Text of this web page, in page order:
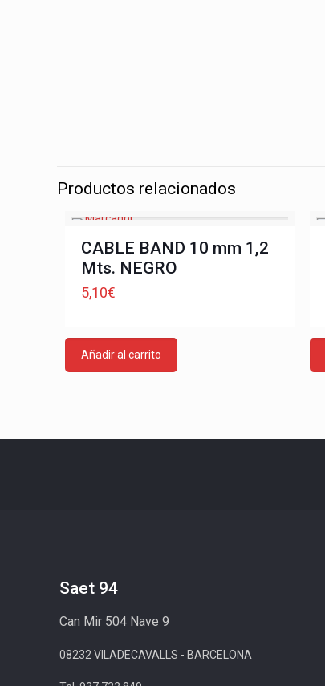
Productos relacionados
CABLE BAND 10 mm 1,2
Mts. NEGRO
5,10€
Añadir al carrito
Saet 94
Can Mir 504 Nave 9
08232 VILADECAVALLS - BARCELONA